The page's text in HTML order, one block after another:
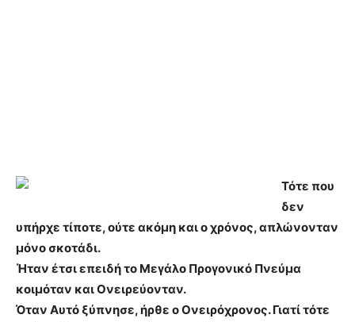
Τότε που
δεν
υπήρχε τίποτε, ούτε ακόμη και ο χρόνος, απλώνονταν
μόνο σκοτάδι.
Ήταν έτσι επειδή το Μεγάλο Προγονικό Πνεύμα
κοιμόταν και Ονειρεύονταν.
Όταν Αυτό ξύπνησε, ήρθε ο Ονειρόχρονος. Γιατί τότε